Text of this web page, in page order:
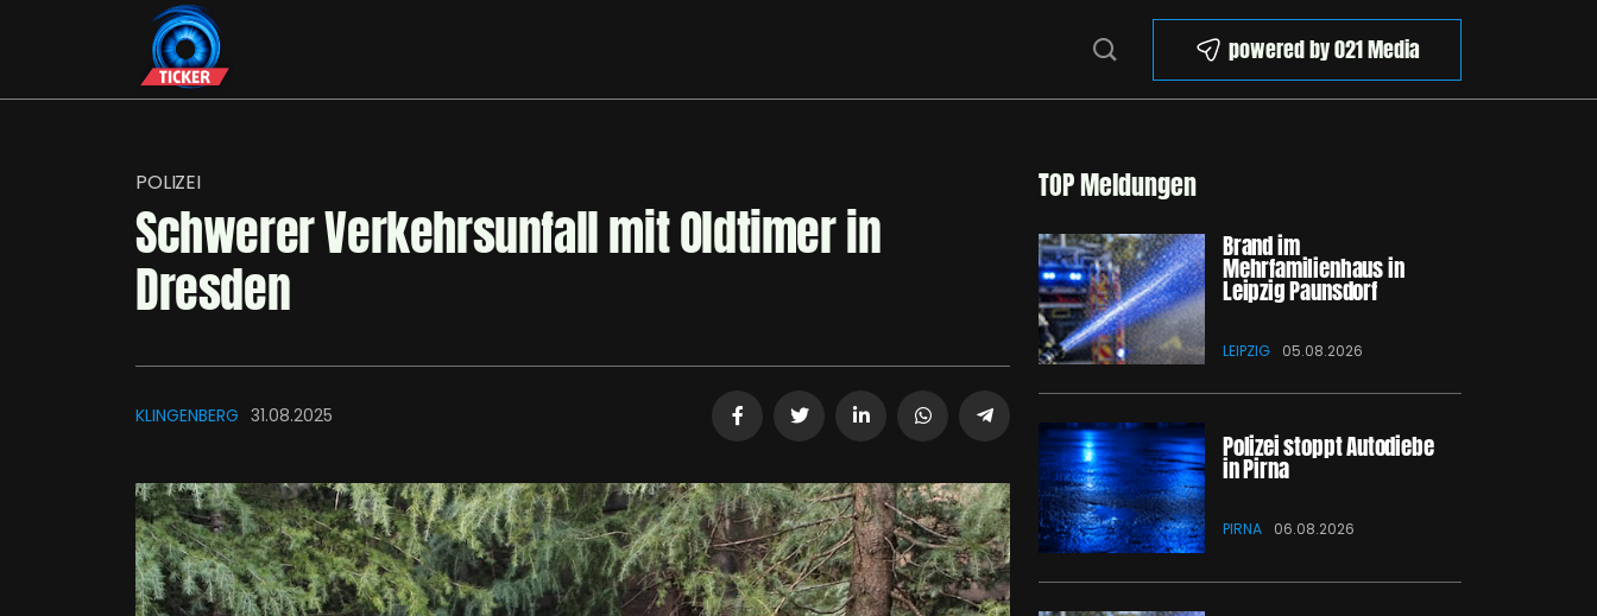
powered by 021 Media
POLIZEI
Schwerer Verkehrsunfall mit Oldtimer in
Dresden
KLINGENBERG 31.08.2025
TOP Meldungen
Brand im
Mehrfamilienhaus in
Leipzig Paunsdorf
LEIPZIG 05.08.2026
Polizei stoppt Autodiebe
in Pirna
PIRNA 06.08.2026